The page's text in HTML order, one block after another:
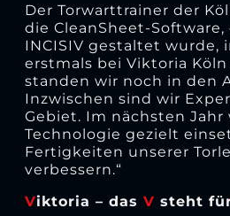
Der Torwarttrainer der
die CleanSheet-
INCISIV gestaltet wurde,
erstmals bei Viktoria
standen wir noch in den
Inzwischen sind wir
Gebiet. Im nächsten Jahr
Technologie gezielt
Fertigkeiten unserer
verbessern.“
Viktoria – das V steht